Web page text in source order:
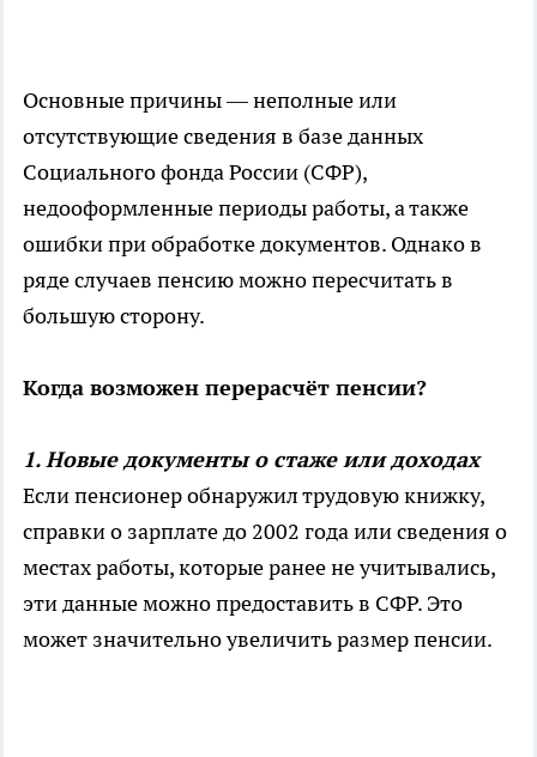
Основные причины — неполные или
отсутствующие сведения в базе данных
Социального фонда России (СФР),
недооформленные периоды работы, а также
ошибки при обработке документов. Однако в
ряде случаев пенсию можно пересчитать в
большую сторону.
Когда возможен перерасчёт пенсии?
1. Новые документы о стаже или доходах
Если пенсионер обнаружил трудовую книжку,
справки о зарплате до 2002 года или сведения о
местах работы, которые ранее не учитывались,
эти данные можно предоставить в СФР. Это
может значительно увеличить размер пенсии.